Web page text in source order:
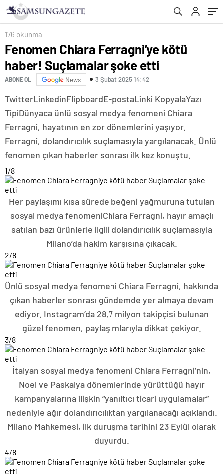
176 okunma
Fenomen Chiara Ferragni’ye kötü
haber! Suçlamalar şoke etti
ABONE OL News 3 Şubat 2025 14:42
TwitterLinkedinFlipboardE-postaLinki KopyalaYazı
TipiDünyaca ünlü sosyal medya fenomeni Chiara
Ferragni, hayatının en zor dönemlerini yaşıyor.
Ferragni, dolandırıcılık suçlamasıyla yargılanacak. Ünlü
fenomen çıkan haberler sonrası ilk kez konuştu.
1/8
Her paylaşımı kısa sürede beğeni yağmuruna tutulan
sosyal medya fenomeniChiara Ferragni, hayır amaçlı
satılan bazı ürünlerle ilgili dolandırıcılık suçlamasıyla
Milano’da hakim karşısına çıkacak.
2/8
Ünlü sosyal medya fenomeni Chiara Ferragni, hakkında
çıkan haberler sonrası gündemde yer almaya devam
ediyor. Instagram’da 28,7 milyon takipçisi bulunan
güzel fenomen, paylaşımlarıyla dikkat çekiyor.
3/8
İtalyan sosyal medya fenomeni Chiara Ferragni’nin,
Noel ve Paskalya dönemlerinde yürüttüğü hayır
kampanyalarına ilişkin “yanıltıcı ticari uygulamalar”
nedeniyle ağır dolandırıcılıktan yargılanacağı açıklandı.
Milano Mahkemesi, ilk duruşma tarihini 23 Eylül olarak
duyurdu.
4/8